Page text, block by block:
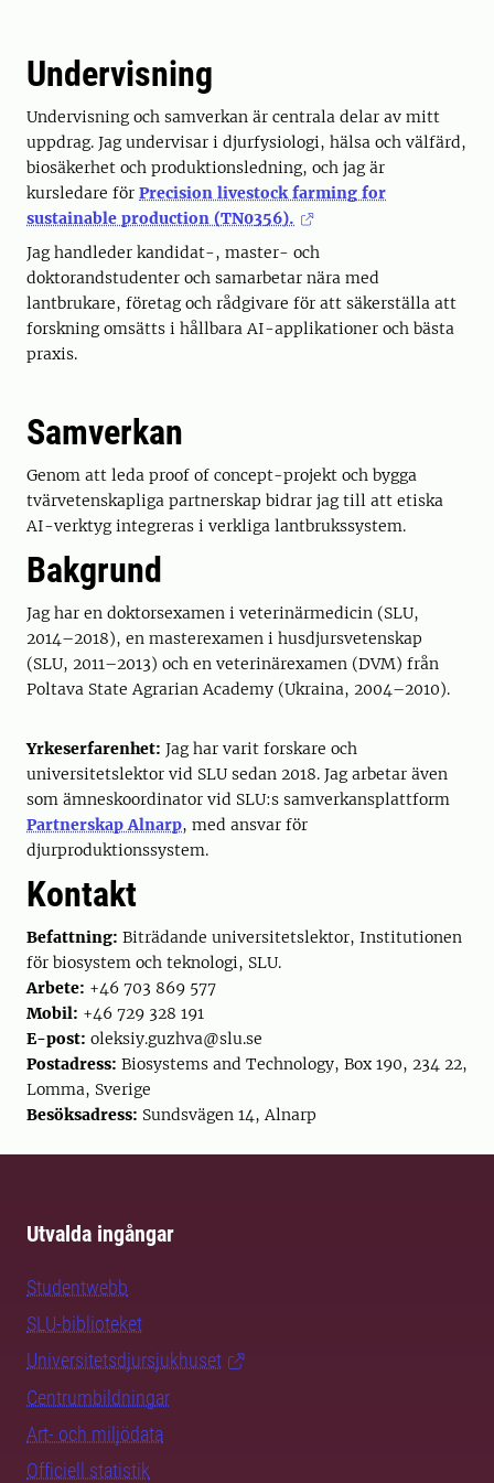
Undervisning
Undervisning och samverkan är centrala delar av mitt
uppdrag. Jag undervisar i djurfysiologi, hälsa och välfärd,
biosäkerhet och produktionsledning, och jag är
kursledare för Precision livestock farming for
sustainable production (TN0356).
Jag handleder kandidat-, master- och
doktorandstudenter och samarbetar nära med
lantbrukare, företag och rådgivare för att säkerställa att
forskning omsätts i hållbara AI-applikationer och bästa
praxis.
Samverkan
Genom att leda proof of concept-projekt och bygga
tvärvetenskapliga partnerskap bidrar jag till att etiska
AI-verktyg integreras i verkliga lantbrukssystem.
Bakgrund
Jag har en doktorsexamen i veterinärmedicin (SLU,
2014–2018), en masterexamen i husdjursvetenskap
(SLU, 2011–2013) och en veterinärexamen (DVM) från
Poltava State Agrarian Academy (Ukraina, 2004–2010).
Yrkeserfarenhet: Jag har varit forskare och
universitetslektor vid SLU sedan 2018. Jag arbetar även
som ämneskoordinator vid SLU:s samverkansplattform
Partnerskap Alnarp, med ansvar för
djurproduktionssystem.
Kontakt
Befattning: Biträdande universitetslektor, Institutionen
för biosystem och teknologi, SLU.
Arbete: +46 703 869 577
Mobil: +46 729 328 191
E-post: oleksiy.guzhva@slu.se
Postadress: Biosystems and Technology, Box 190, 234 22,
Lomma, Sverige
Besöksadress: Sundsvägen 14, Alnarp
Utvalda ingångar
Studentwebb
SLU-biblioteket
Universitetsdjursjukhuset
Centrumbildningar
Art- och miljödata
Officiell statistik